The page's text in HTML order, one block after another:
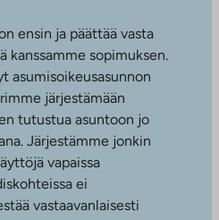
ensin ja päättää vasta
kanssamme sopimuksen.
asumisoikeusasunnon
järjestämään
tutustua asuntoon jo
Järjestämme jonkin
vapaissa
ei
vastaavanlaisesti